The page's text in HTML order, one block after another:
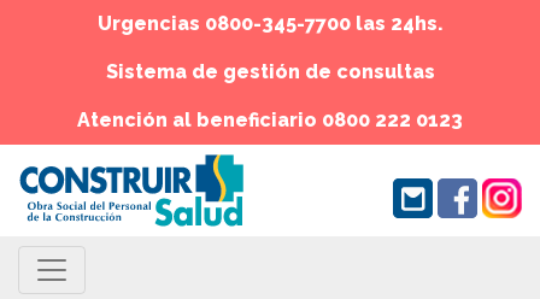
Urgencias 0800-345-7700 las 24hs.
Sistema de gestión de consultas
Atención al beneficiario 0800 222 0123